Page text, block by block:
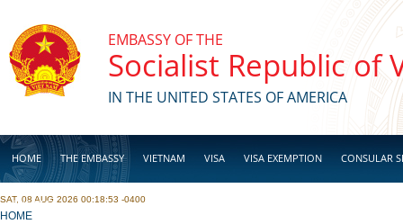
EMBASSY OF THE
Socialist Republic of
IN THE UNITED STATES OF AMERICA
HOME THE EMBASSY VIETNAM VISA VISA EXEMPTION CONSULAR
BUSINESS
SAT, 08 AUG 2026 00:18:53 -0400
YOU ARE HERE
HOME